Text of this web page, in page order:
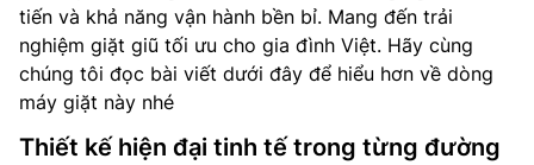
tiến và khả năng vận hành bền bỉ. Mang đến trải
nghiệm giặt giũ tối ưu cho gia đình Việt. Hãy cùng
chúng tôi đọc bài viết dưới đây để hiểu hơn về dòng
máy giặt này nhé
Thiết kế hiện đại tinh tế trong từng đường